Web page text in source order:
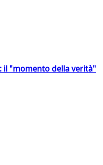
il "momento della verità"